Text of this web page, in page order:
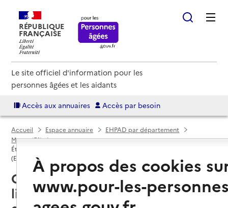
RÉPUBLIQUE
FRANÇAISE
Le site officiel d'information pour les
personnes âgées et les aidants
Accès aux annuaires Accès par besoin
Accueil Espace annuaire
EHPAD par département
Marne (51)
Établissement d'hébergement pour personnes âgées dépendantes
(EHPAD)
Châlons-en-Champagne (51000) :
liste des 5 établissements
À propos des cookies
www.pour-les-